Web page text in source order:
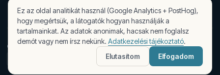
© 2026 Peaqplus — az Assist Intelligence Kft. terméke.
ÁSZFAdatkezelési tájékoztató
Ez az oldal analitikát használ (Google Analytics + PostHog),
hogy megértsük, a látogatók hogyan használják a
tartalmainkat. Az adatok anonimak, hacsak nem foglalsz
demót vagy nem írsz nekünk. Adatkezelési tájékoztató.
Elutasítom
Elfogadom